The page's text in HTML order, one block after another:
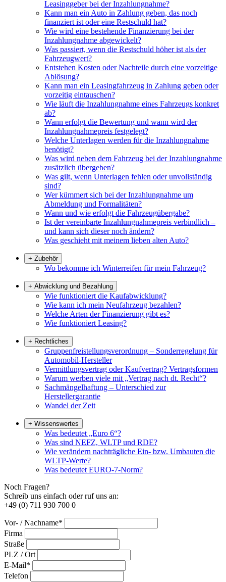
Leasinggeber bei der Inzahlungnahme?
Kann man ein Auto in Zahlung geben, das noch
finanziert ist oder eine Restschuld hat?
Wie wird eine bestehende Finanzierung bei der
Inzahlungnahme abgewickelt?
Was passiert, wenn die Restschuld höher ist als der
Fahrzeugwert?
Entstehen Kosten oder Nachteile durch eine vorzeitige
Ablösung?
Kann man ein Leasingfahrzeug in Zahlung geben oder
vorzeitig eintauschen?
Wie läuft die Inzahlungnahme eines Fahrzeugs konkret
ab?
Wann erfolgt die Bewertung und wann wird der
Inzahlungnahmepreis festgelegt?
Welche Unterlagen werden für die Inzahlungnahme
benötigt?
Was wird neben dem Fahrzeug bei der Inzahlungnahme
zusätzlich übergeben?
Was gilt, wenn Unterlagen fehlen oder unvollständig
sind?
Wer kümmert sich bei der Inzahlungnahme um
Abmeldung und Formalitäten?
Wann und wie erfolgt die Fahrzeugübergabe?
Ist der vereinbarte Inzahlungnahmepreis verbindlich –
und kann sich dieser noch ändern?
Was geschieht mit meinem lieben alten Auto?
+ Zubehör
Wo bekomme ich Winterreifen für mein Fahrzeug?
+ Abwicklung und Bezahlung
Wie funktioniert die Kaufabwicklung?
Wie kann ich mein Neufahrzeug bezahlen?
Welche Arten der Finanzierung gibt es?
Wie funktioniert Leasing?
+ Rechtliches
Gruppenfreistellungsverordnung – Sonderregelung für
Automobil-Hersteller
Vermittlungsvertrag oder Kaufvertrag? Vertragsformen
Warum werben viele mit „Vertrag nach dt. Recht“?
Sachmängelhaftung – Unterschied zur
Herstellergarantie
Wandel der Zeit
+ Wissenswertes
Was bedeutet „Euro 6“?
Was sind NEFZ, WLTP und RDE?
Wie verändern nachträgliche Ein- bzw. Umbauten die
WLTP-Werte?
Was bedeutet EURO-7-Norm?
Noch Fragen?
Schreib uns einfach oder ruf uns an:
+49 (0) 711 930 700 0
Vor- / Nachname*
Firma
Straße
PLZ / Ort
E-Mail*
Telefon